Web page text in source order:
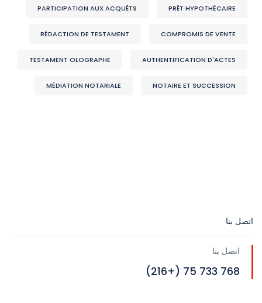
PRÊT HYPOTHÉCAIRE
PARTICIPATION AUX ACQUÊTS
COMPROMIS DE VENTE
RÉDACTION DE TESTAMENT
AUTHENTIFICATION D'ACTES
TESTAMENT OLOGRAPHE
NOTAIRE ET SUCCESSION
MÉDIATION NOTARIALE
اتصل بنا
اتصل بنا
768 733 75 (+216)